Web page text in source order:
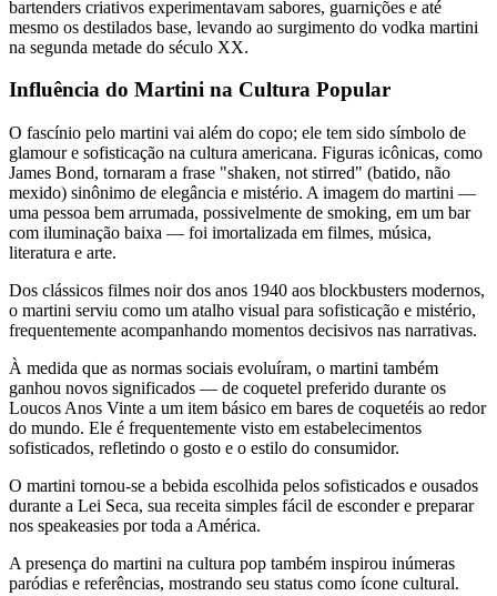
bartenders criativos experimentavam sabores, guarnições e até
mesmo os destilados base, levando ao surgimento do vodka martini
na segunda metade do século XX.
Influência do Martini na Cultura Popular
O fascínio pelo martini vai além do copo; ele tem sido símbolo de
glamour e sofisticação na cultura americana. Figuras icônicas, como
James Bond, tornaram a frase "shaken, not stirred" (batido, não
mexido) sinônimo de elegância e mistério. A imagem do martini —
uma pessoa bem arrumada, possivelmente de smoking, em um bar
com iluminação baixa — foi imortalizada em filmes, música,
literatura e arte.
Dos clássicos filmes noir dos anos 1940 aos blockbusters modernos,
o martini serviu como um atalho visual para sofisticação e mistério,
frequentemente acompanhando momentos decisivos nas narrativas.
À medida que as normas sociais evoluíram, o martini também
ganhou novos significados — de coquetel preferido durante os
Loucos Anos Vinte a um item básico em bares de coquetéis ao redor
do mundo. Ele é frequentemente visto em estabelecimentos
sofisticados, refletindo o gosto e o estilo do consumidor.
O martini tornou-se a bebida escolhida pelos sofisticados e ousados
durante a Lei Seca, sua receita simples fácil de esconder e preparar
nos speakeasies por toda a América.
A presença do martini na cultura pop também inspirou inúmeras
paródias e referências, mostrando seu status como ícone cultural.